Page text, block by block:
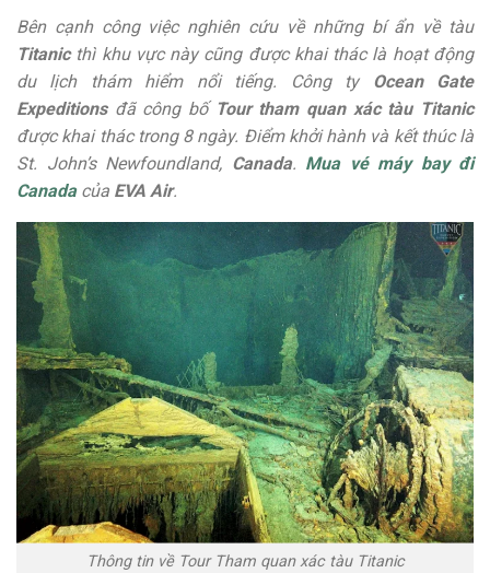
Bên cạnh công việc nghiên cứu về những bí ẩn về tàu
Titanicthì khu vực này cũng được khai thác là hoạt động
du lịch thám hiểm nổi tiếng. Công ty Ocean Gate
Expeditionsđã công bố Tour tham quan xác tàu Titanic
được khai thác trong 8 ngày. Điểm khởi hành và kết thúc là
St. John’s Newfoundland, Canada. Mua vé máy bay đi
Canada của EVA Air.
Thông tin về Tour Tham quan xác tàu Titanic